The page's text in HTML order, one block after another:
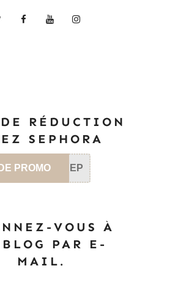
RÉDUCTION
SEPHORA
PROMO SEP
VOUS À
PAR E-
MAIL.